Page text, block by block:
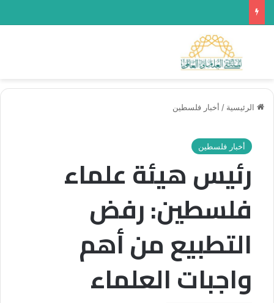
بحث عن
الرئيسية / أخبار فلسطين
أخبار فلسطين
رئيس هيئة علماء
فلسطين: رفض
التطبيع من أهم
واجبات العلماء